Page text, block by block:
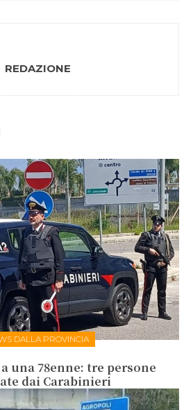
REDAZIONE
DALLA PROVINCIA
una 78enne: tre persone
dai Carabinieri